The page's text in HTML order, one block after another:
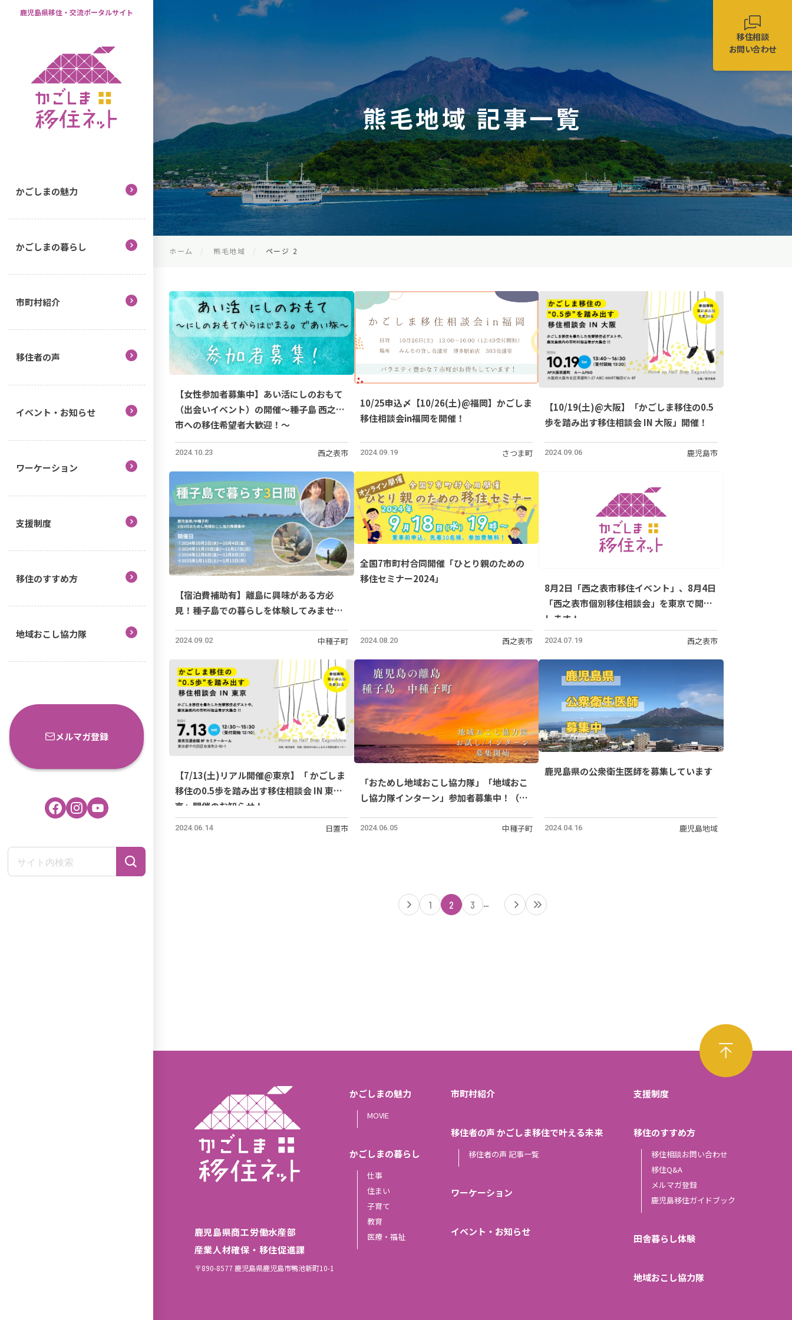
移住相談
お問い合わせ
鹿児島県移住・交流ポータルサイト
かごしまの魅力
かごしまの暮らし
市町村紹介
移住者の声
イベント・お知らせ
ワーケーション
支援制度
移住のすすめ方
地域おこし協力隊
メルマガ登録
熊毛地域 記事一覧
ホーム 熊毛地域 ページ 2
【女性参加者募集中】あい活にしのおもて
（出会いイベント）の開催～種子島 西之表
市への移住希望者大歓迎！～
2024.10.23 西之表市
10/25申込〆【10/26(土)@福岡】かごしま
移住相談会in福岡を開催！
2024.09.19 さつま町
【10/19(土)@大阪】「かごしま移住の0.5
歩を踏み出す移住相談会 IN 大阪」開催！
2024.09.06 鹿児島市
【宿泊費補助有】離島に興味がある方必
見！種子島での暮らしを体験してみません
2024.09.02 中種子町
全国7市町村合同開催「ひとり親のための
移住セミナー2024」
2024.08.20 西之表市
8月2日「西之表市移住イベント」、8月4日
「西之表市個別移住相談会」を東京で開催
します！
2024.07.19 西之表市
【7/13(土)リアル開催@東京】「 かごしま
移住の0.5歩を踏み出す移住相談会 IN 東
京」開催のお知らせ！
2024.06.14 日置市
「おためし地域おこし協力隊」「地域おこ
し協力隊インターン」参加者募集中！（種
2024.06.05 中種子町
鹿児島県の公衆衛生医師を募集しています
2024.04.16 鹿児島地域
1 2 3 ...
鹿児島県商工労働水産部
産業人材確保・移住促進課
〒890-8577 鹿児島県鹿児島市鴨池新町10-1
かごしまの魅力
MOVIE
かごしまの暮らし
仕事
住まい
子育て
教育
医療・福祉
市町村紹介
移住者の声 かごしま移住で叶える未来
移住者の声 記事一覧
ワーケーション
イベント・お知らせ
支援制度
移住のすすめ方
移住相談お問い合わせ
移住Q&A
メルマガ登録
鹿児島移住ガイドブック
田舎暮らし体験
地域おこし協力隊